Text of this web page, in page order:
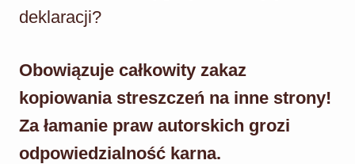
deklaracji?
Obowiązuje całkowity zakaz
kopiowania streszczeń na inne strony!
Za łamanie praw autorskich grozi
odpowiedzialność karna.